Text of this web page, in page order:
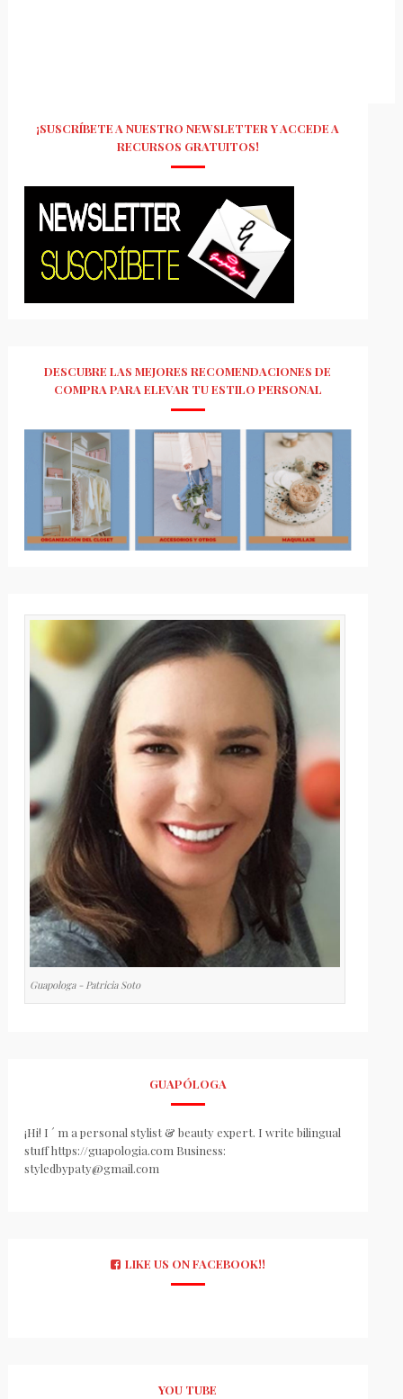
¡SUSCRÍBETE A NUESTRO NEWSLETTER Y ACCEDE A
RECURSOS GRATUITOS!
DESCUBRE LAS MEJORES RECOMENDACIONES DE
COMPRA PARA ELEVAR TU ESTILO PERSONAL
Guapologa - Patricia Soto
GUAPÓLOGA
¡Hi! I ´ m a personal stylist & beauty expert. I write bilingual
stuff https://guapologia.com Business:
styledbypaty@gmail.com
LIKE US ON FACEBOOK!!
YOU TUBE